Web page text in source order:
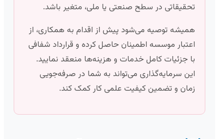
تحقیقاتی در سطح صنعتی یا ملی، متغیر باشد.
همیشه توصیه می‌شود پیش از اقدام به همکاری، از
اعتبار موسسه اطمینان حاصل کرده و قرارداد شفافی
با جزئیات کامل خدمات و هزینه‌ها منعقد نمایید.
این سرمایه‌گذاری می‌تواند به شما در صرفه‌جویی
زمان و تضمین کیفیت علمی کار کمک کند.